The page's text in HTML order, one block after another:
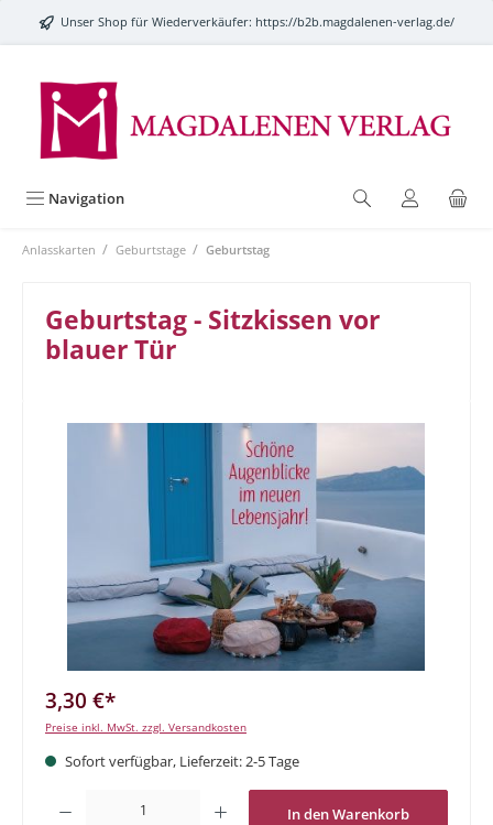
springenUnser Shop für Wiederverkäufer: https://b2b.magdalenen-verlag.de/
Navigation
Anlasskarten / Geburtstage / Geburtstag
Geburtstag - Sitzkissen vor
blauer Tür
3,30 €*
Preise inkl. MwSt. zzgl. Versandkosten
Sofort verfügbar, Lieferzeit: 2-5 Tage
Produkt Anzahl: Gib den gewünschten Wert ein oder benutze die Schaltflächen um
In den Warenkorb